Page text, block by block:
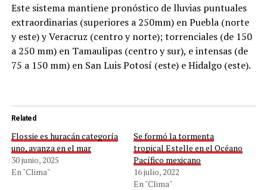
Este sistema mantiene pronóstico de lluvias puntuales
extraordinarias (superiores a 250mm) en Puebla (norte
y este) y Veracruz (centro y norte); torrenciales (de 150
a 250 mm) en Tamaulipas (centro y sur), e intensas (de
75 a 150 mm) en San Luis Potosí (este) e Hidalgo (este).
Related
Flossie es huracán categoría
uno, avanza en el mar
30 junio, 2025
En "Clima"
Se formó la tormenta
tropical Estelle en el Océano
Pacífico mexicano
16 julio, 2022
En "Clima"